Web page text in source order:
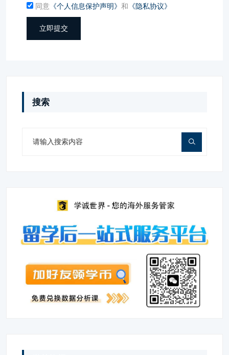
同意 《个人信息保护声明》 和 《隐私协议》
立即提交
搜索